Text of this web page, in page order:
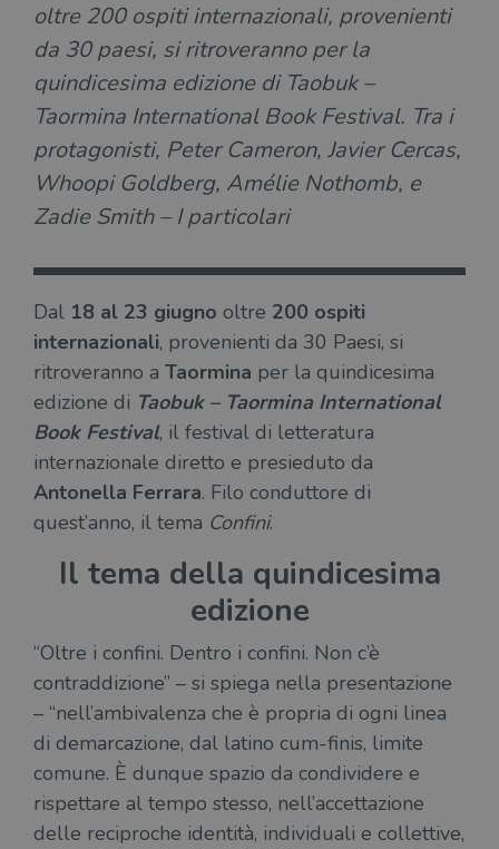
oltre 200 ospiti internazionali, provenienti
da 30 paesi, si ritroveranno per la
quindicesima edizione di Taobuk –
Taormina International Book Festival. Tra i
protagonisti, Peter Cameron, Javier Cercas,
Whoopi Goldberg, Amélie Nothomb, e
Zadie Smith – I particolari
Dal 18 al 23 giugno oltre 200 ospiti
internazionali, provenienti da 30 Paesi, si
ritroveranno a Taormina per la quindicesima
edizione di Taobuk – Taormina International
Book Festival, il festival di letteratura
internazionale diretto e presieduto da
Antonella Ferrara. Filo conduttore di
quest’anno, il tema Confini.
Il tema della quindicesima
edizione
“Oltre i confini. Dentro i confini. Non c’è
contraddizione” – si spiega nella presentazione
– “nell’ambivalenza che è propria di ogni linea
di demarcazione, dal latino cum-finis, limite
comune. È dunque spazio da condividere e
rispettare al tempo stesso, nell’accettazione
delle reciproche identità, individuali e collettive,